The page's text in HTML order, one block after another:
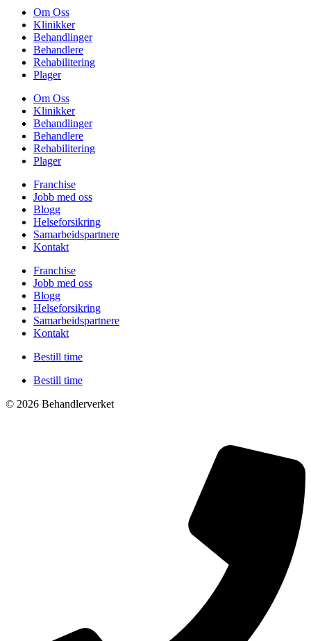
Om Oss
Klinikker
Behandlinger
Behandlere
Rehabilitering
Plager
Om Oss
Klinikker
Behandlinger
Behandlere
Rehabilitering
Plager
Franchise
Jobb med oss
Blogg
Helseforsikring
Samarbeidspartnere
Kontakt
Franchise
Jobb med oss
Blogg
Helseforsikring
Samarbeidspartnere
Kontakt
Bestill time
Bestill time
© 2026 Behandlerverket